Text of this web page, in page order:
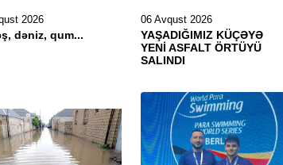
2026
dəniz, qum...
06 Avqust 2026
YAŞADIĞIMIZ KÜÇƏYƏ
YENİ ASFALT ÖRTÜYÜ
SALINDI